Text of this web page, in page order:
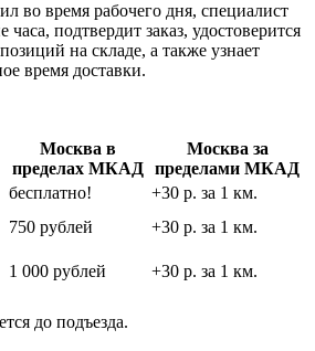
во время рабочего дня, специалист
часа, подтвердит заказ, удостоверится
на складе, а также узнает
время доставки.
Москва в
пределах МКАД
Москва за
пределами МКАД
бесплатно!
+30 р. за 1 км.
750 рублей
+30 р. за 1 км.
1 000 рублей +30 р. за 1 км.
до подъезда.